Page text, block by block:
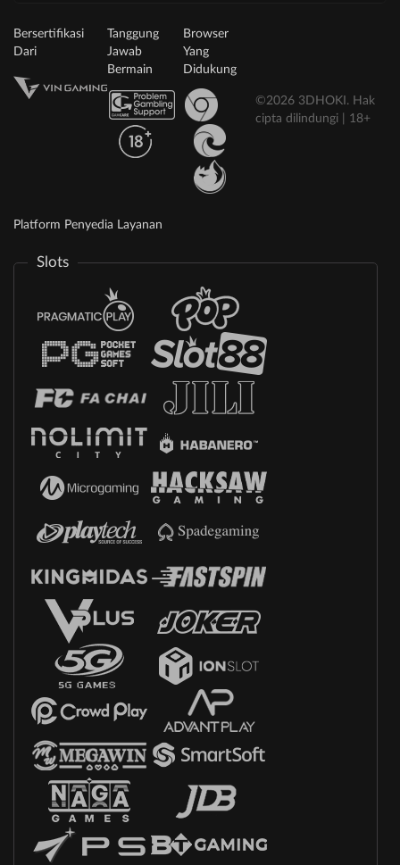
Bersertifikasi
Dari
Tanggung
Jawab
Bermain
Browser
Yang
Didukung
©2026 3DHOKI. Hak
cipta dilindungi | 18+
Platform Penyedia Layanan
Slots